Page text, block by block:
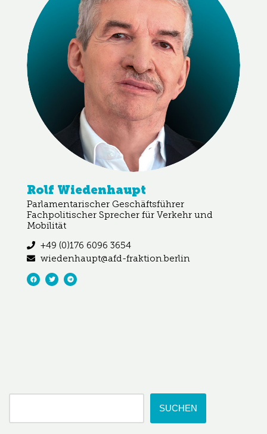
Rolf Wiedenhaupt
Parlamentarischer Geschäftsführer
Fachpolitischer Sprecher für Verkehr und
Mobilität
+49 (0)176 6096 3654
wiedenhaupt@afd-fraktion.berlin
SUCHEN